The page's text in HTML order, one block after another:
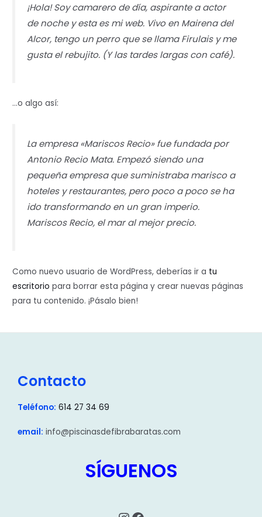
¡Hola! Soy camarero de día, aspirante a actor
de noche y esta es mi web. Vivo en Mairena del
Alcor, tengo un perro que se llama Firulais y me
gusta el rebujito. (Y las tardes largas con café).
…o algo así:
La empresa «Mariscos Recio» fue fundada por
Antonio Recio Mata. Empezó siendo una
pequeña empresa que suministraba marisco a
hoteles y restaurantes, pero poco a poco se ha
ido transformando en un gran imperio.
Mariscos Recio, el mar al mejor precio.
Como nuevo usuario de WordPress, deberías ir a tu
escritorio para borrar esta página y crear nuevas páginas
para tu contenido. ¡Pásalo bien!
Contacto
Teléfono: 614 27 34 69
email: info@piscinasdefibrabaratas.com
SÍGUENOS